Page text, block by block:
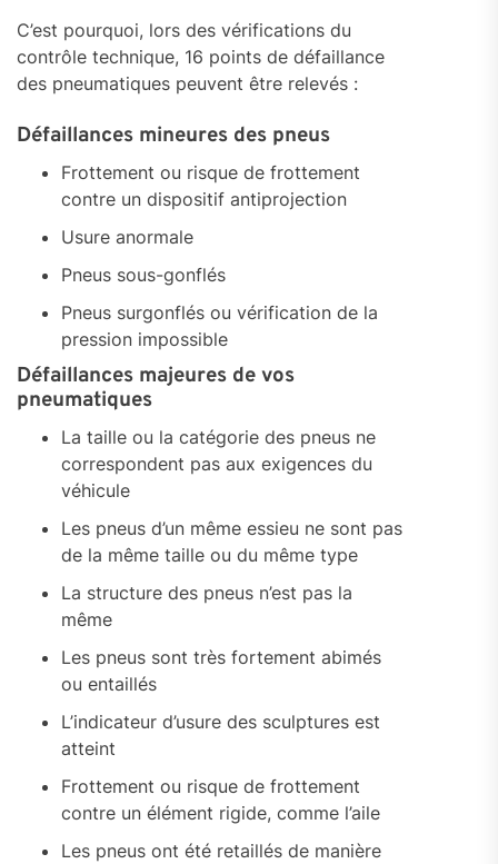
C’est pourquoi, lors des vérifications du
contrôle technique, 16 points de défaillance
des pneumatiques peuvent être relevés :
Défaillances mineures des pneus
Frottement ou risque de frottement
contre un dispositif antiprojection
Usure anormale
Pneus sous-gonflés
Pneus surgonflés ou vérification de la
pression impossible
Défaillances majeures de vos
pneumatiques
La taille ou la catégorie des pneus ne
correspondent pas aux exigences du
véhicule
Les pneus d’un même essieu ne sont pas
de la même taille ou du même type
La structure des pneus n’est pas la
même
Les pneus sont très fortement abimés
ou entaillés
L’indicateur d’usure des sculptures est
atteint
Frottement ou risque de frottement
contre un élément rigide, comme l’aile
Les pneus ont été retaillés de manière